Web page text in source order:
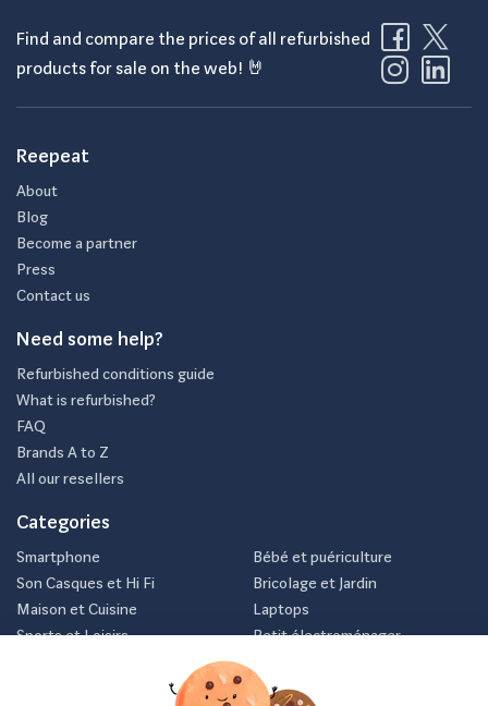
Find and compare the prices of all refurbished
products for sale on the web! 🤘
Reepeat
About
Blog
Become a partner
Press
Contact us
Need some help?
Refurbished conditions guide
What is refurbished?
FAQ
Brands A to Z
All our resellers
Categories
Smartphone
Son Casques et Hi Fi
Maison et Cuisine
Sports et Loisirs
Bébé et puériculture
Bricolage et Jardin
Laptops
Petit électroménager